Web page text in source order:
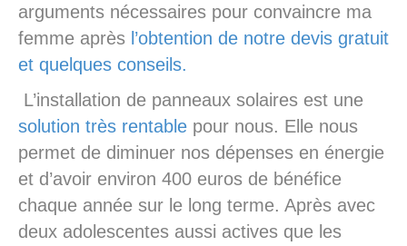
arguments nécessaires pour convaincre ma
femme après l’obtention de notre devis gratuit
et quelques conseils.
L’installation de panneaux solaires est une
solution très rentable pour nous. Elle nous
permet de diminuer nos dépenses en énergie
et d’avoir environ 400 euros de bénéfice
chaque année sur le long terme. Après avec
deux adolescentes aussi actives que les